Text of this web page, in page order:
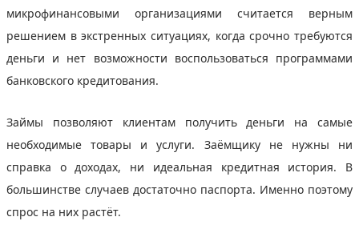
микрофинансовыми организациями считается верным
решением в экстренных ситуациях, когда срочно требуются
деньги и нет возможности воспользоваться программами
банковского кредитования.
Займы позволяют клиентам получить деньги на самые
необходимые товары и услуги. Заёмщику не нужны ни
справка о доходах, ни идеальная кредитная история. В
большинстве случаев достаточно паспорта. Именно поэтому
спрос на них растёт.